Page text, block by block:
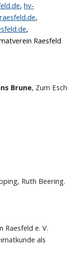
, hv-
,
,
Raesfeld
Brune, Zum Esch
Ruth Beering.
Raesfeld e. V.
als